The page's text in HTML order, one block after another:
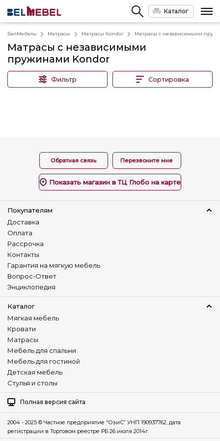
Каталог
БелМебель Матрасы Матрасы Kondor Матрасы с независимыми
Матрасы с независимыми
пружинами Kondor
Фильтр Сортировка
Обратная связь Перезвоните мне
Показать магазин в ТЦ Глобо на карте
Покупателям
Доставка
Оплата
Рассрочка
Контакты
Гарантия на мягкую мебель
Вопрос-Ответ
Энциклопедия
Каталог
Мягкая мебель
Кровати
Матрасы
Мебель для спальни
Мебель для гостиной
Детская мебель
Стулья и столы
Полная версия сайта
2004 - 2025 © Частное предприятие “ОзиС” УНП 190937762, дата
регистрации в Торговом реестре РБ 26 июля 2014г.